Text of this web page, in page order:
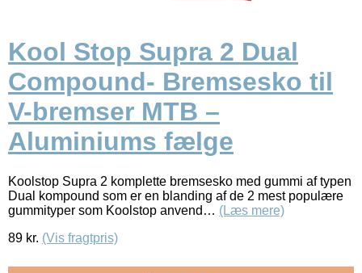
Kool Stop Supra 2 Dual
Compound- Bremsesko til
V-bremser MTB –
Aluminiums fælge
Koolstop Supra 2 komplette bremsesko med gummi af typen
Dual kompound som er en blanding af de 2 mest populære
gummityper som Koolstop anvend… (Læs mere)
89 kr. (Vis fragtpris)